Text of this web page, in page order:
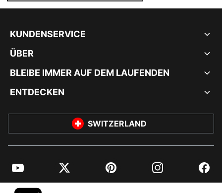
KUNDENSERVICE
ÜBER
BLEIBE IMMER AUF DEM LAUFENDEN
ENTDECKEN
SWITZERLAND
YouTube Twitter Pinterest Instagram